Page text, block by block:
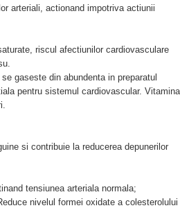
arteriali, actionand impotriva actiunii
riscul afectiunilor cardiovasculare
gaseste din abundenta in preparatul
pentru sistemul cardiovascular. Vitamina
si contribuie la reducerea depunerilor
tensiunea arteriala normala;
nivelul formei oxidate a colesterolului